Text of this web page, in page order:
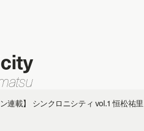
連載】 シンクロニシティ vol.1 恒松祐里